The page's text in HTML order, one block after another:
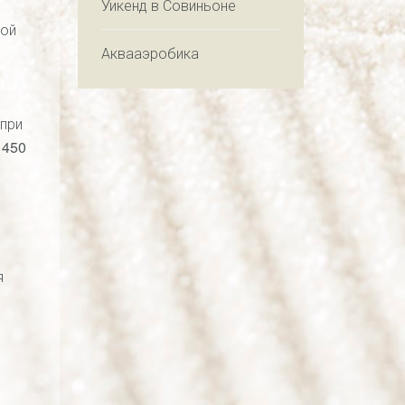
Уикенд в Совиньоне
Аквааэробика